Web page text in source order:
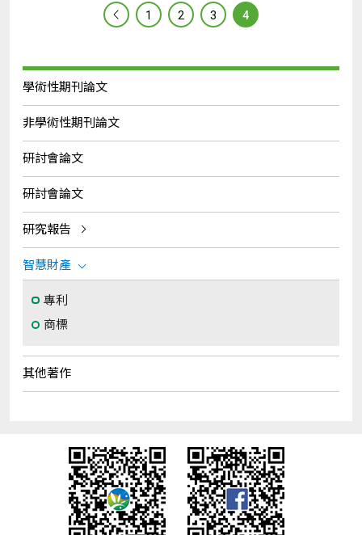
1 2 3 4
學術性期刊論文
非學術性期刊論文
研討會論文
研討會論文
研究報告
智慧財產
專利
商標
其他著作